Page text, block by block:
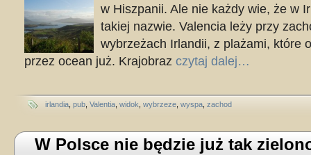
w Hiszpanii. Ale nie każdy wie, że w
takiej nazwie. Valencia leży przy
wybrzeżach Irlandii, z plażami, które
przez ocean już. Krajobraz czytaj dalej…
irlandia pub Valentia widok wybrzeze wyspa zachod
W Polsce nie będzie już tak